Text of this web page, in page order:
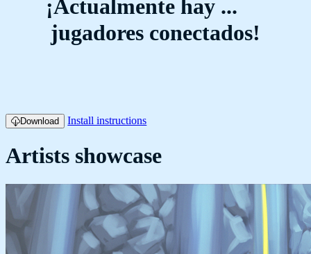
¡Actualmente hay ...
jugadores conectados!
Download Install instructions
Artists showcase